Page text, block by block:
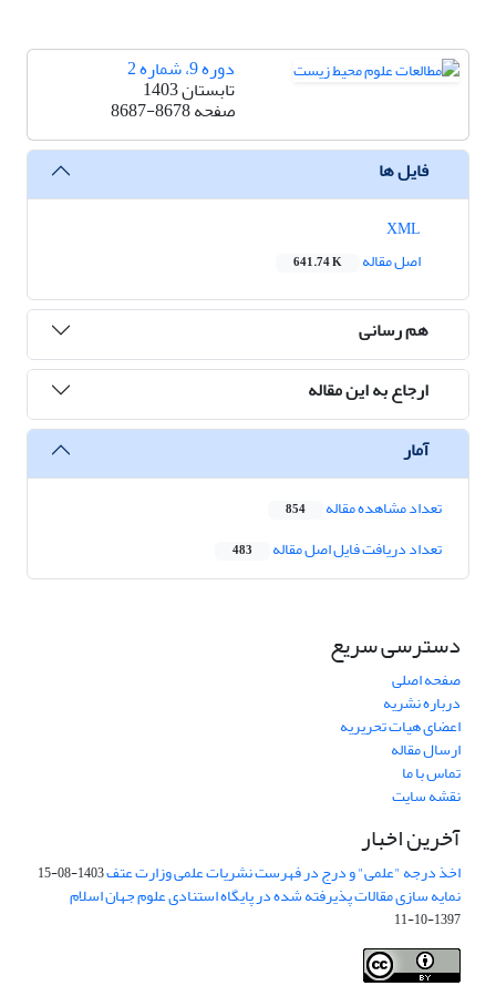
دوره 9، شماره 2
تابستان 1403
صفحه8687-8678
فایل ها
اصل مقاله
641.74 K
هم رسانی
ارجاع به این مقاله
آمار
تعداد مشاهده مقاله 854
تعداد دریافت فایل اصل مقاله 483
دسترسی سریع
صفحه اصلی
درباره نشریه
اعضای هیات تحریریه
ارسال مقاله
تماس با ما
نقشه سایت
آخرین اخبار
اخذ درجه "علمی" و درج در فهرست نشریات علمی وزارت عتف1403-08-15
نمایه سازی مقالات پذیرفته شده در پایگاه استنادی علوم جهان اسلام
1397-10-11